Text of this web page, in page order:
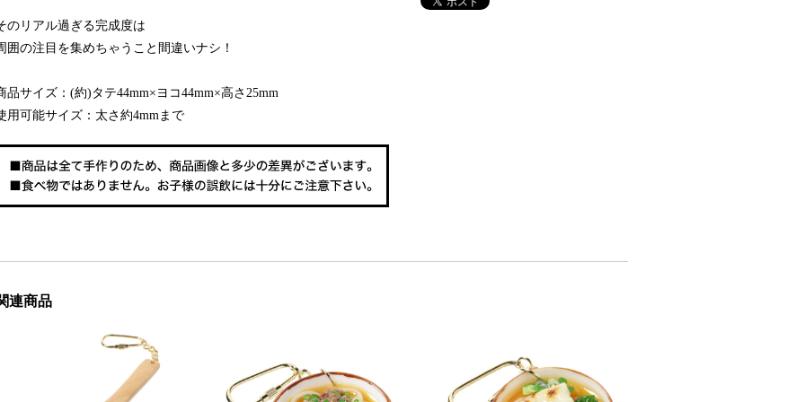
のリアル過ぎる完成度は
囲の注目を集めちゃうこと間違いナシ！
品サイズ：(約)タテ44mm×ヨコ44mm×高さ25mm
用可能サイズ：太さ約4mmまで
連商品